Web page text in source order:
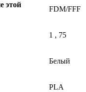
этой
FDM/FFF
1 , 75
Белый
PLA